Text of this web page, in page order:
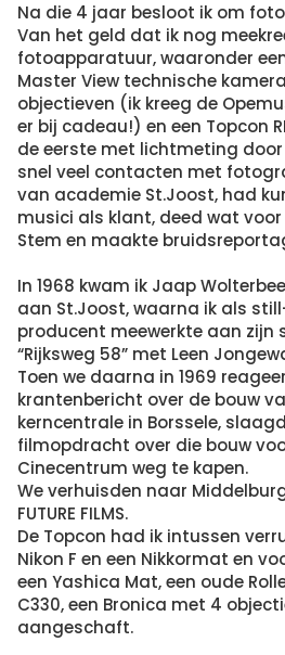
Na die 4 jaar besloot ik om
Van het geld dat ik nog
fotoapparatuur, waaronder
Master View technische
objectieven (ik kreeg de
er bij cadeau!) en een Topcon
de eerste met lichtmeting door
snel veel contacten met
van academie St.Joost, had
musici als klant, deed wat
Stem en maakte
In 1968 kwam ik Jaap
aan St.Joost, waarna ik als
producent meewerkte aan zijn
“Rijksweg 58” met Leen
Toen we daarna in 1969
krantenbericht over de bouw
kerncentrale in Borssele,
filmopdracht over die bouw
Cinecentrum weg te kapen.
We verhuisden naar
FUTURE FILMS.
De Topcon had ik intussen
Nikon F en een Nikkormat en
een Yashica Mat, een oude
C330, een Bronica met 4
aangeschaft.